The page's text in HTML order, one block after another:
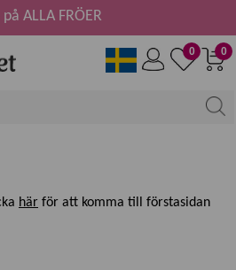
0
0
ALLA FRÖER
här för att komma till förstasidan